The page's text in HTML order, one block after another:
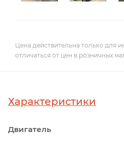
Цена действительна только для
отличаться от цен в розничных
Характеристики
Двигатель